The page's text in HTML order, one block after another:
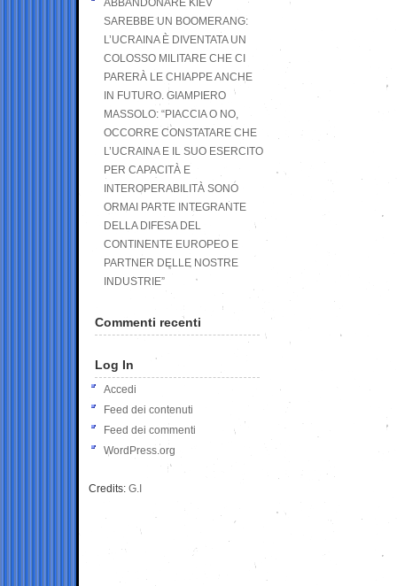
ABBANDONARE KIEV
SAREBBE UN BOOMERANG:
L’UCRAINA È DIVENTATA UN
COLOSSO MILITARE CHE CI
PARERÀ LE CHIAPPE ANCHE
IN FUTURO. GIAMPIERO
MASSOLO: “PIACCIA O NO,
OCCORRE CONSTATARE CHE
L’UCRAINA E IL SUO ESERCITO
PER CAPACITÀ E
INTEROPERABILITÀ SONO
ORMAI PARTE INTEGRANTE
DELLA DIFESA DEL
CONTINENTE EUROPEO E
PARTNER DELLE NOSTRE
INDUSTRIE”
Commenti recenti
Log In
Accedi
Feed dei contenuti
Feed dei commenti
WordPress.org
Credits: G.I